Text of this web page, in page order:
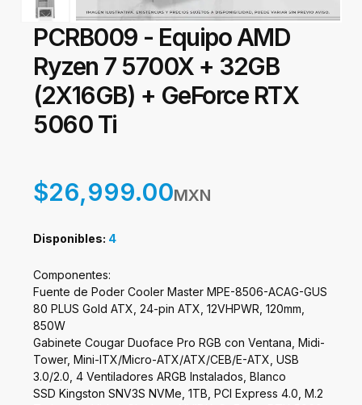
PCRB009 - Equipo AMD
Ryzen 7 5700X + 32GB
(2X16GB) + GeForce RTX
5060 Ti
$26,999.00MXN
Disponibles: 4
Componentes:
Fuente de Poder Cooler Master MPE-8506-ACAG-GUS
80 PLUS Gold ATX, 24-pin ATX, 12VHPWR, 120mm,
850W
Gabinete Cougar Duoface Pro RGB con Ventana, Midi-
Tower, Mini-ITX/Micro-ATX/ATX/CEB/E-ATX, USB
3.0/2.0, 4 Ventiladores ARGB Instalados, Blanco
SSD Kingston SNV3S NVMe, 1TB, PCI Express 4.0, M.2